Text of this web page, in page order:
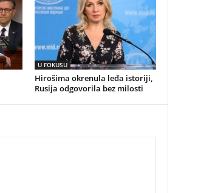
U FOKUSU
Hirošima okrenula leđa istoriji,
Rusija odgovorila bez milosti